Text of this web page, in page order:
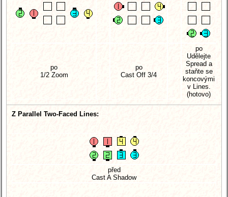
po
1/2 Zoom
po
Cast Off 3/4
po
Udělejte
Spread a
staňte se
koncovými
v Lines.
(hotovo)
Z Parallel Two-Faced Lines:
před
Cast A Shadow